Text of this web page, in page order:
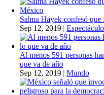
Salma Hayek confesó
Sep 12, 2019 | Espectáculo
Al menos 591 personas
que va de año
Sep 12, 2019 | Mundo